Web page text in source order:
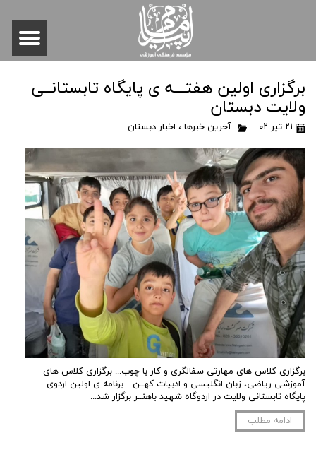
برگزاری اولین هفتـــه ی پایگاه تابستانــی
ولایت دبستان
۲۱ تیر ۰۲ آخرین خبرها ، اخبار دبستان
برگزاری کلاس های مهارتی سفالگری و کار با چوب... برگزاری کلاس های
آموزشی ریاضی، زبان انگلیسی و ادبیات کهــن... برنامه ی اولین اردوی
پایگاه تابستانی ولایت در اردوگاه شهید باهنــر برگزار شد...
ادامه مطلب